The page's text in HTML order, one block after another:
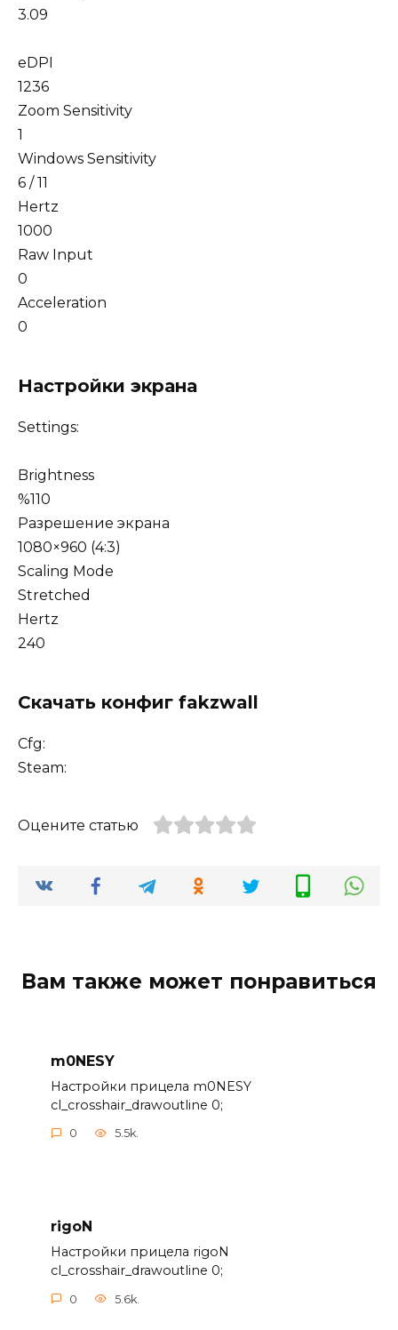
3.09
eDPI
1236
Zoom Sensitivity
1
Windows Sensitivity
6 / 11
Hertz
1000
Raw Input
0
Acceleration
0
Настройки экрана
Settings:
Brightness
%110
Разрешение экрана
1080×960 (4:3)
Scaling Mode
Stretched
Hertz
240
Скачать конфиг fakzwall
Cfg:
Steam:
Оцените статью
Вам также может понравиться
m0NESY
Настройки прицела m0NESY
cl_crosshair_drawoutline 0;
0 5.5k.
rigoN
Настройки прицела rigoN
cl_crosshair_drawoutline 0;
0 5.6k.